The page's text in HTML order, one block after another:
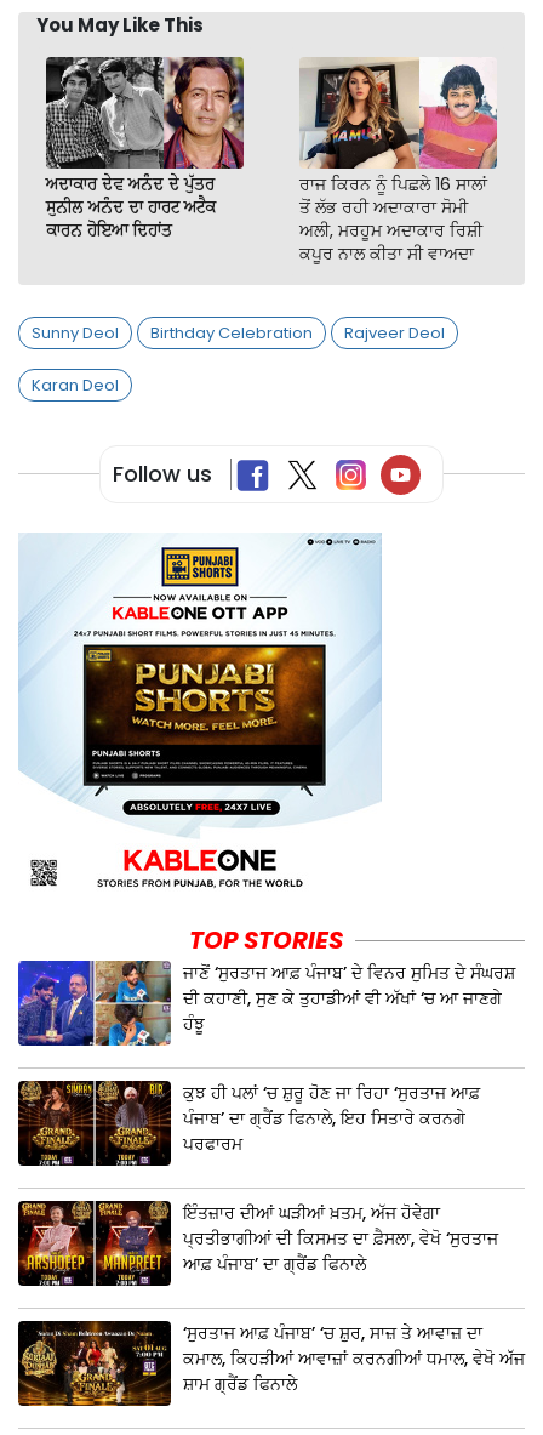
You May Like This
ਅਦਾਕਾਰ ਦੇਵ ਅਨੰਦ ਦੇ ਪੁੱਤਰ
ਸੁਨੀਲ ਅਨੰਦ ਦਾ ਹਾਰਟ ਅਟੈਕ
ਕਾਰਨ ਹੋਇਆ ਦਿਹਾਂਤ
ਰਾਜ ਕਿਰਨ ਨੂੰ ਪਿਛਲੇ 16 ਸਾਲਾਂ
ਤੋਂ ਲੱਭ ਰਹੀ ਅਦਾਕਾਰਾ ਸੋਮੀ
ਅਲੀ, ਮਰਹੂਮ ਅਦਾਕਾਰ ਰਿਸ਼ੀ
ਕਪੂਰ ਨਾਲ ਕੀਤਾ ਸੀ ਵਾਅਦਾ
Sunny Deol Birthday Celebration Rajveer Deol
Karan Deol
Follow us
TOP STORIES
ਜਾਣੋਂ ‘ਸੁਰਤਾਜ ਆਫ਼ ਪੰਜਾਬ’ ਦੇ ਵਿਨਰ ਸੁਮਿਤ ਦੇ ਸੰਘਰਸ਼
ਦੀ ਕਹਾਣੀ, ਸੁਣ ਕੇ ਤੁਹਾਡੀਆਂ ਵੀ ਅੱਖਾਂ ‘ਚ ਆ ਜਾਣਗੇ
ਹੰਝੂ
ਕੁਝ ਹੀ ਪਲਾਂ ‘ਚ ਸ਼ੁਰੂ ਹੋਣ ਜਾ ਰਿਹਾ ‘ਸੁਰਤਾਜ ਆਫ਼
ਪੰਜਾਬ’ ਦਾ ਗ੍ਰੈਂਡ ਫਿਨਾਲੇ, ਇਹ ਸਿਤਾਰੇ ਕਰਨਗੇ
ਪਰਫਾਰਮ
ਇੰਤਜ਼ਾਰ ਦੀਆਂ ਘੜੀਆਂ ਖ਼ਤਮ, ਅੱਜ ਹੋਵੇਗਾ
ਪ੍ਰਤੀਭਾਗੀਆਂ ਦੀ ਕਿਸਮਤ ਦਾ ਫ਼ੈਸਲਾ, ਵੇਖੋ ‘ਸੁਰਤਾਜ
ਆਫ਼ ਪੰਜਾਬ’ ਦਾ ਗ੍ਰੈਂਡ ਫਿਨਾਲੇ
‘ਸੁਰਤਾਜ ਆਫ਼ ਪੰਜਾਬ’ ‘ਚ ਸ਼ੁਰ, ਸਾਜ਼ ਤੇ ਆਵਾਜ਼ ਦਾ
ਕਮਾਲ, ਕਿਹੜੀਆਂ ਆਵਾਜ਼ਾਂ ਕਰਨਗੀਆਂ ਧਮਾਲ, ਵੇਖੋ ਅੱਜ
ਸ਼ਾਮ ਗ੍ਰੈਂਡ ਫਿਨਾਲੇ